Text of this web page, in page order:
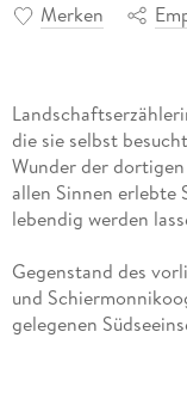
Merken
die sie selbst
Wunder der
allen Sinnen erlebte
lebendig werden
Gegenstand des
und
gelegenen